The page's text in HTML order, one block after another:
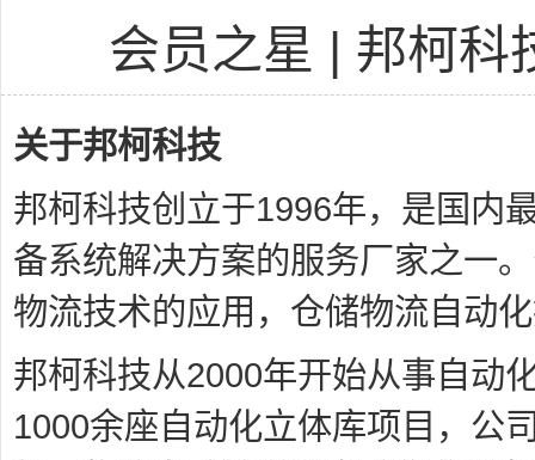
会员之星 | 邦柯科
关于邦柯科技
邦柯科技创立于1996年，是国内
备系统解决方案的服务厂家之一
物流技术的应用，仓储物流自动
邦柯科技从2000年开始从事自动
1000余座自动化立体库项目，公